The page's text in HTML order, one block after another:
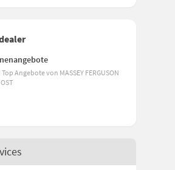
Angebote von MASSEY FERGUSON